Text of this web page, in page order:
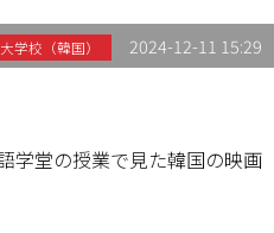
学校（韓国） 2024-12-11 15:29
学堂の授業で見た韓国の映画